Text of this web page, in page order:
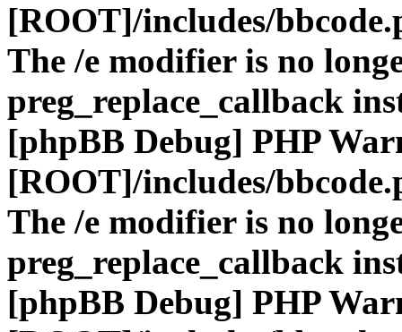
[ROOT]/includes/
The /e modifier is no
preg_replace_callback
[phpBB Debug] PHP
[ROOT]/includes/
The /e modifier is no
preg_replace_callback
[phpBB Debug] PHP